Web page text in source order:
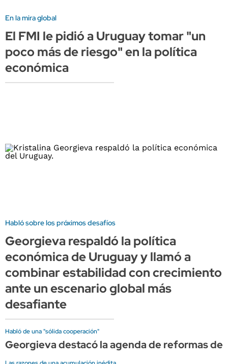
En la mira global
El FMI le pidió a Uruguay tomar "un
poco más de riesgo" en la política
económica
Habló sobre los próximos desafíos
Georgieva respaldó la política
económica de Uruguay y llamó a
combinar estabilidad con crecimiento
ante un escenario global más
desafiante
Habló de una "sólida cooperación"
Georgieva destacó la agenda de reformas